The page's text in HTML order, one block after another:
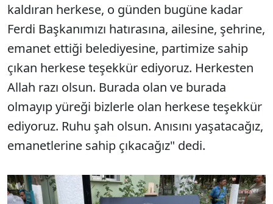
kaldıran herkese, o günden bugüne kadar
Ferdi Başkanımızı hatırasına, ailesine, şehrine,
emanet ettiği belediyesine, partimize sahip
çıkan herkese teşekkür ediyoruz. Herkesten
Allah razı olsun. Burada olan ve burada
olmayıp yüreği bizlerle olan herkese teşekkür
ediyoruz. Ruhu şah olsun. Anısını yaşatacağız,
emanetlerine sahip çıkacağız" dedi.